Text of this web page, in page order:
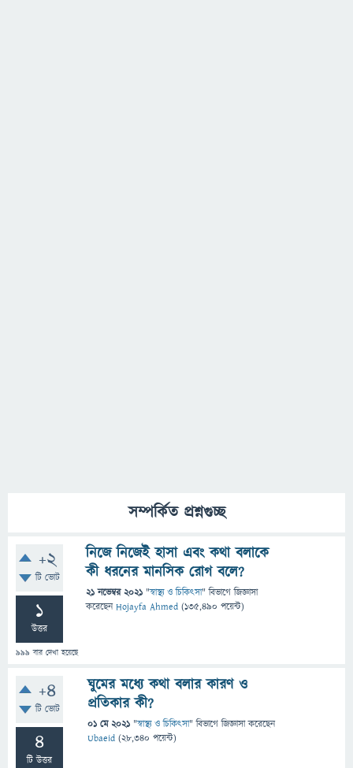
সম্পর্কিত প্রশ্নগুচ্ছ
+2
টি ভোট
1
উত্তর
999 বার দেখা হয়েছে
নিজে নিজেই হাসা এবং কথা বলাকে
কী ধরনের মানসিক রোগ বলে?
21 নভেম্বর 2021 "স্বাস্থ্য ও চিকিৎসা" বিভাগে জিজ্ঞাসা
করেছেনHojayfa Ahmed (135,490 পয়েন্ট)
+4
টি ভোট
4
টি উত্তর
ঘুমের মধ্যে কথা বলার কারণ ও
প্রতিকার কী?
01 মে 2021 "স্বাস্থ্য ও চিকিৎসা" বিভাগে জিজ্ঞাসাকরেছেন
Ubaeid (28,340 পয়েন্ট)